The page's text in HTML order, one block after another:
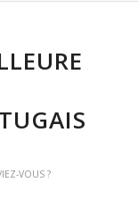
VOUS ?